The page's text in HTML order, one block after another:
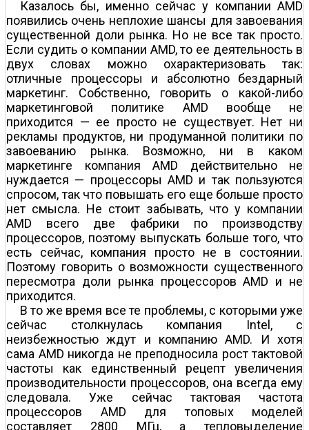
Казалось бы, именно сейчас у компании AMD
появились очень неплохие шансы для завоевания
существенной доли рынка. Но не все так просто.
Если судить о компании AMD, то ее деятельность в
двух словах можно охарактеризовать так:
отличные процессоры и абсолютно бездарный
маркетинг. Собственно, говорить о какой-либо
маркетинговой политике AMD вообще не
приходится — ее просто не существует. Нет ни
рекламы продуктов, ни продуманной политики по
завоеванию рынка. Возможно, ни в каком
маркетинге компания AMD действительно не
нуждается — процессоры AMD и так пользуются
спросом, так что повышать его еще больше просто
нет смысла. Не стоит забывать, что у компании
AMD всего две фабрики по производству
процессоров, поэтому выпускать больше того, что
есть сейчас, компания просто не в состоянии.
Поэтому говорить о возможности существенного
пересмотра доли рынка процессоров AMD и не
приходится.
В то же время все те проблемы, с которыми уже
сейчас столкнулась компания Intel, с
неизбежностью ждут и компанию AMD. И хотя
сама AMD никогда не преподносила рост тактовой
частоты как единственный рецепт увеличения
производительности процессоров, она всегда ему
следовала. Уже сейчас тактовая частота
процессоров AMD для топовых моделей
составляет 2800 МГц, а тепловыделение